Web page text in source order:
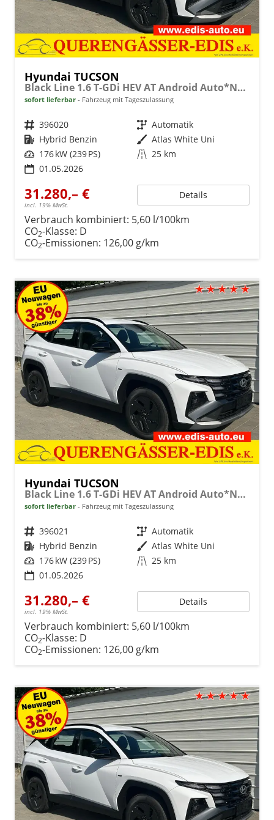
Hyundai TUCSON
Black Line 1.6 T-GDi HEV AT Android Auto*Navi*SHZ*Kamera*2Z Klimaauto*
sofort lieferbar Fahrzeug mit Tageszulassung
Fahrzeugnr. 396020 Getriebe Automatik
Kraftstoff Hybrid Benzin Außenfarbe Atlas White Uni
Leistung 176 kW (239 PS) Kilometerstand 25 km
01.05.2026
31.280,– €
incl. 19% MwSt.
Details
Verbrauch kombiniert: 5,60 l/100km
CO2-Klasse: D
CO2-Emissionen: 126,00 g/km
Hyundai TUCSON
Black Line 1.6 T-GDi HEV AT Android Auto*Navi*SHZ*Kamera*2Z Klimaauto*
sofort lieferbar Fahrzeug mit Tageszulassung
Fahrzeugnr. 396021 Getriebe Automatik
Kraftstoff Hybrid Benzin Außenfarbe Atlas White Uni
Leistung 176 kW (239 PS) Kilometerstand 25 km
01.05.2026
31.280,– €
incl. 19% MwSt.
Details
Verbrauch kombiniert: 5,60 l/100km
CO2-Klasse: D
CO2-Emissionen: 126,00 g/km